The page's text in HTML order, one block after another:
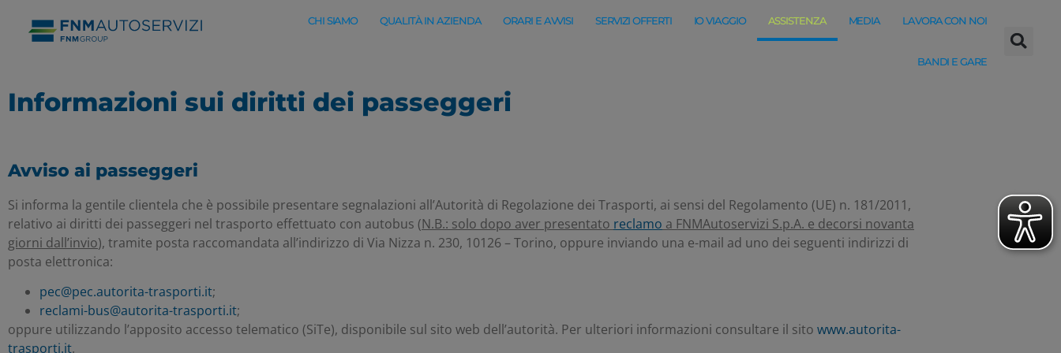
CHI SIAMO QUALITÀ IN AZIENDA ORARI E AVVISI SERVIZI OFFERTI IO VIAGGIO ASSISTENZA MEDIA LAVORA CON NOI
BANDI E GARE
Informazioni sui diritti dei passeggeri
Avviso ai passeggeri
Si informa la gentile clientela che è possibile presentare segnalazioni all’Autorità di Regolazione dei Trasporti, ai sensi del Regolamento (UE) n. 181/2011,
relativo ai diritti dei passeggeri nel trasporto effettuato con autobus (N.B.: solo dopo aver presentato reclamo a FNMAutoservizi S.p.A. e decorsi novanta
giorni dall’invio), tramite posta raccomandata all’indirizzo di Via Nizza n. 230, 10126 – Torino, oppure inviando una e-mail ad uno dei seguenti indirizzi di
posta elettronica:
pec@pec.autorita-trasporti.it;
reclami-bus@autorita-trasporti.it;
oppure utilizzando l’apposito accesso telematico (SiTe), disponibile sul sito web dell’autorità. Per ulteriori informazioni consultare il sito www.autorita-
trasporti.it.